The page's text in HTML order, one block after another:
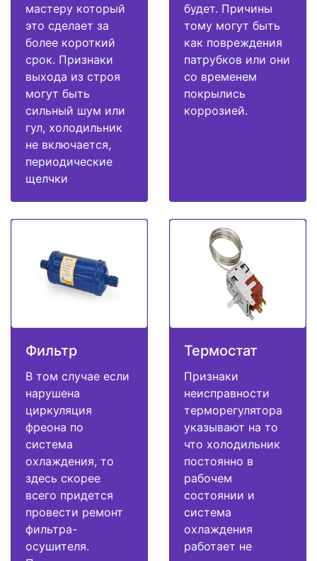
мастеру который
это сделает за
более короткий
срок. Признаки
выхода из строя
могут быть
сильный шум или
гул, холодильник
не включается,
периодические
щелчки
будет. Причины
тому могут быть
как повреждения
патрубков или они
со временем
покрылись
коррозией.
Фильтр
В том случае если
нарушена
циркуляция
фреона по
система
охлаждения, то
здесь скорее
всего придется
провести ремонт
фильтра-
осушителя.
Термостат
Признаки
неисправности
терморегулятора
указывают на то
что холодильник
постоянно в
рабочем
состоянии и
система
охлаждения
работает не